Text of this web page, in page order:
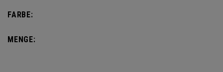
FARBE:
MENGE: